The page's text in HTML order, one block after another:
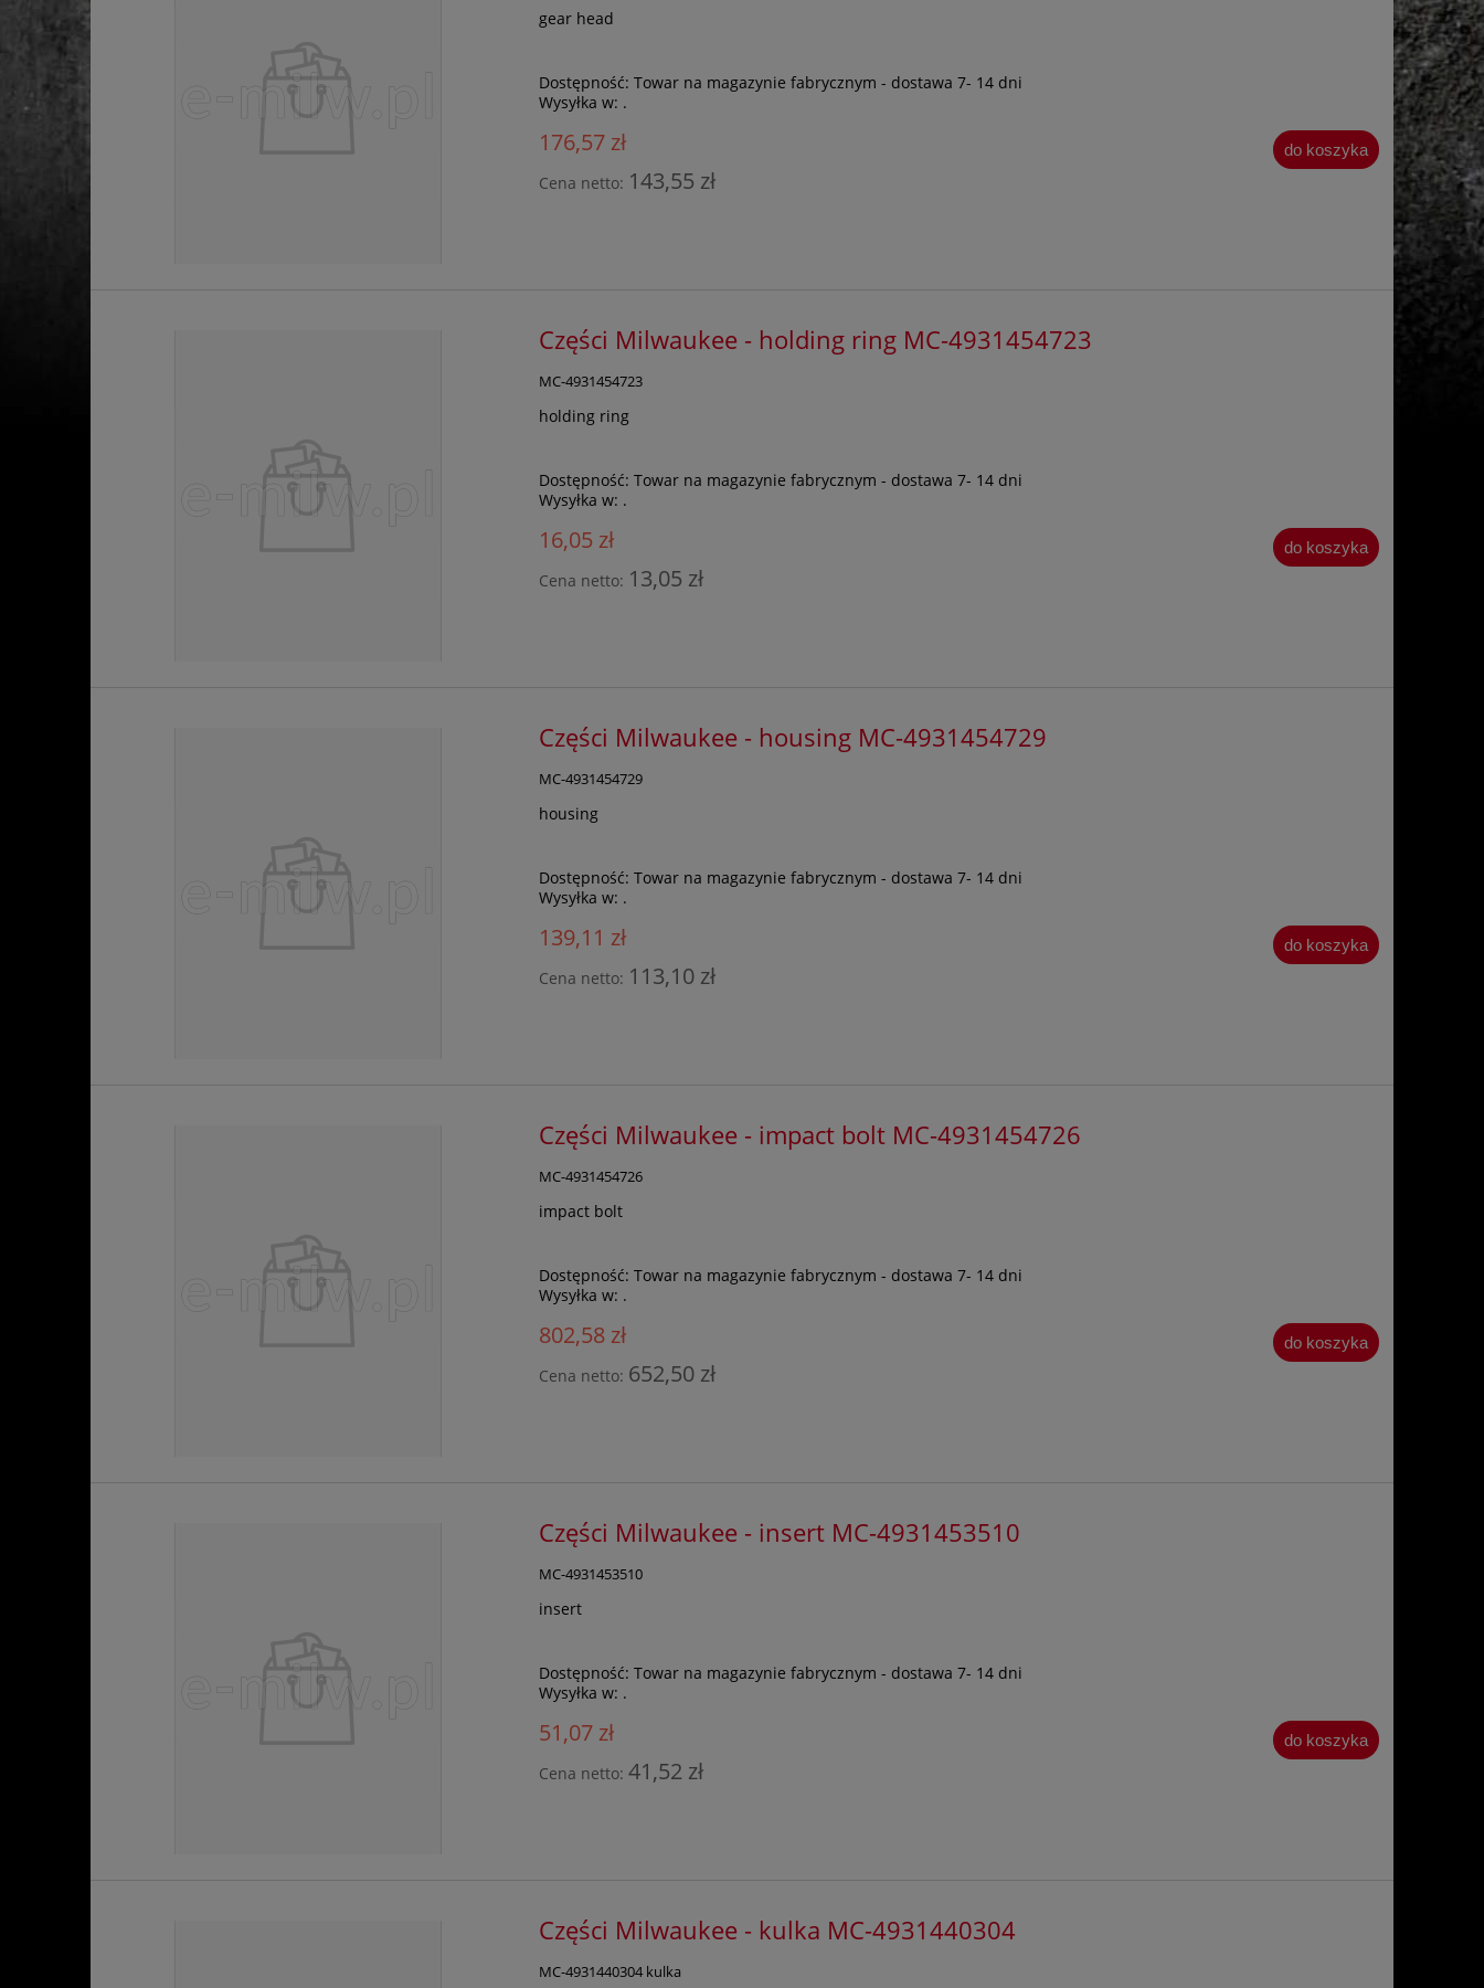
gear head
Dostępność: Towar na magazynie fabrycznym - dostawa 7- 14 dni
Wysyłka w: .
176,57 zł
Cena netto: 143,55 zł
do koszyka
Części Milwaukee - holding ring MC-4931454723
MC-4931454723
holding ring
Dostępność: Towar na magazynie fabrycznym - dostawa 7- 14 dni
Wysyłka w: .
16,05 zł
Cena netto: 13,05 zł
do koszyka
Części Milwaukee - housing MC-4931454729
MC-4931454729
housing
Dostępność: Towar na magazynie fabrycznym - dostawa 7- 14 dni
Wysyłka w: .
139,11 zł
Cena netto: 113,10 zł
do koszyka
Części Milwaukee - impact bolt MC-4931454726
MC-4931454726
impact bolt
Dostępność: Towar na magazynie fabrycznym - dostawa 7- 14 dni
Wysyłka w: .
802,58 zł
Cena netto: 652,50 zł
do koszyka
Części Milwaukee - insert MC-4931453510
MC-4931453510
insert
Dostępność: Towar na magazynie fabrycznym - dostawa 7- 14 dni
Wysyłka w: .
51,07 zł
Cena netto: 41,52 zł
do koszyka
Części Milwaukee - kulka MC-4931440304
MC-4931440304 kulka